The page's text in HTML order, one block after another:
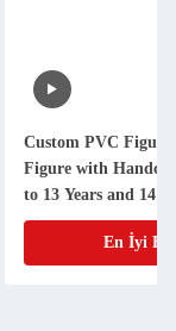
Custom PVC
Figure with
to 13 Years and 14
En İyi